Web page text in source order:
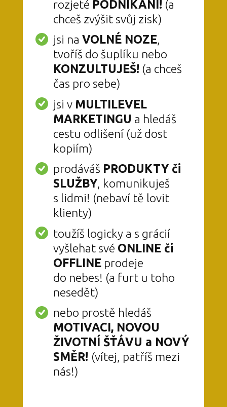
rozjeté PODNIKÁNÍ! (a
chceš zvýšit svůj zisk)
jsi naVOLNÉ NOZE,
tvoříš do šuplíku nebo
KONZULTUJEŠ! (a chceš
čas pro sebe)
jsi v MULTILEVEL
MARKETINGU a hledáš
cestu odlišení (už dost
kopiím)
prodáváš PRODUKTY či
SLUŽBY, komunikuješ
s lidmi! (nebaví tě lovit
klienty)
toužíš logicky a s grácií
vyšlehat své ONLINE či
OFFLINE prodeje
do nebes! (a furt u toho
nesedět)
nebo prostě hledáš
MOTIVACI, NOVOU
ŽIVOTNÍ ŠŤÁVU a NOVÝ
SMĚR! (vítej, patříš mezi
nás!)